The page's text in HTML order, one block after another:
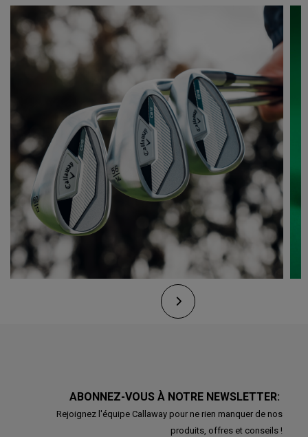
ABONNEZ-VOUS À NOTRE NEWSLETTER:
Rejoignez l'équipe Callaway pour ne rien manquer de nos
produits, offres et conseils !